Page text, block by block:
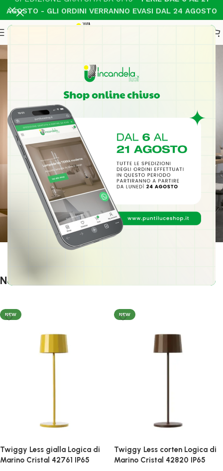
AGOSTO - GLI ORDINI VERRANNO EVASI DAL 24 AGOSTO
Illuminazione interni
Lampade da
TERRA moderne
Acquista lampade da
terra di design
Vai allo shop
Lampade a
SOSPENSIONE
moderne
Vedi tutte le lampade a
sospensione moderne
Vai allo shop
Nuovi Prodotti
NEW
Twiggy Less gialla Logica di
Marino Cristal 42761 IP65
NEW
Twiggy Less corten Logica di
Marino Cristal 42820 IP65